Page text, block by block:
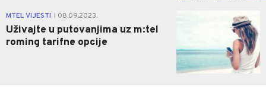
MTEL VIJESTI 08.09.2023.
Uživajte u putovanjima uz m:tel
roming tarifne opcije